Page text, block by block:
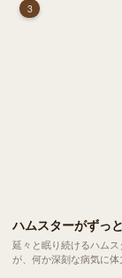
3
ハムスターがずっ
延々と眠り続けるハム
が、何か深刻な病気に